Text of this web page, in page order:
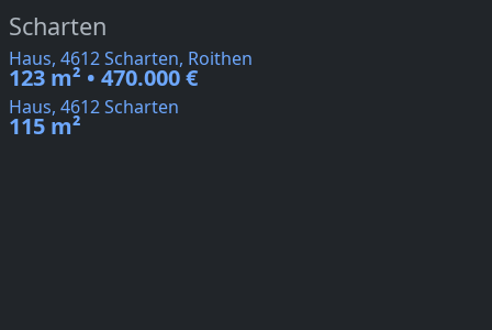
Scharten
Haus, 4612 Scharten, Roithen
123 m² • 470.000 €
Haus, 4612 Scharten
115 m²